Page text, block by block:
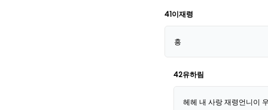
41이재령
흥
42유하림
헤헤 내 사랑 재령언니이